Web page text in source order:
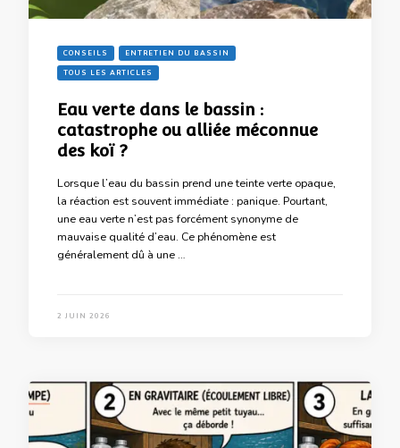
CONSEILS
ENTRETIEN DU BASSIN
TOUS LES ARTICLES
Eau verte dans le bassin :
catastrophe ou alliée méconnue
des koï ?
Lorsque l’eau du bassin prend une teinte verte opaque,
la réaction est souvent immédiate : panique. Pourtant,
une eau verte n’est pas forcément synonyme de
mauvaise qualité d’eau. Ce phénomène est
généralement dû à une …
2 JUIN 2026